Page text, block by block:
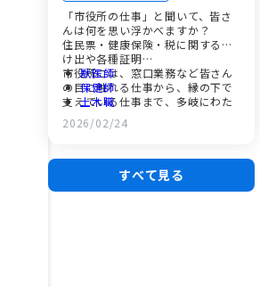
「市役所の仕事」と聞いて、皆さ
んは何を思い浮かべますか？
住民票・健康保険・税に関する届
け出や各種証明…
市役所には、窓口業務など皆さん
の目に触れる仕事から、縁の下で
支えている仕事まで、多岐にわた
る仕事があります。
今回の特集では、41職種ある佐世
健師・土木職・事務職（埋蔵文化
財担当）として働く4人の職員に、
獣医師
保健師
土木職
事務職
広報させぼプラス動画（土木
当））はこちら
2026/02/24
すべて見る